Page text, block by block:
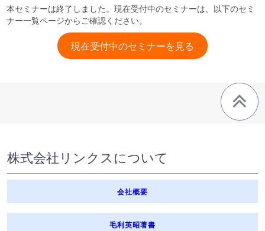
本セミナーは終了しました。現在受付中のセミナーは、以下のセミ
ナー一覧ページからご確認ください。
現在受付中のセミナーを見る
株式会社リンクスについて
会社概要
毛利英昭著書